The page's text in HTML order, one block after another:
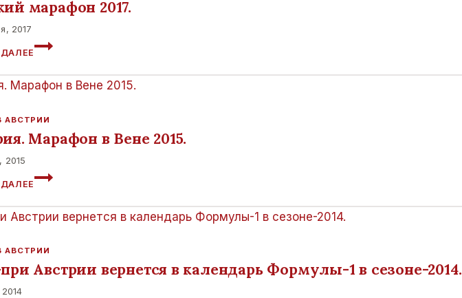
марафон 2017.
2017
ВЕНСКИЙ
2017.
АВСТРИИ
Марафон в Вене 2015.
2015
АВСТРИЯ.
ВЕНЕ
АВСТРИИ
Австрии вернется в календарь Формулы-1 в сезоне-2014.